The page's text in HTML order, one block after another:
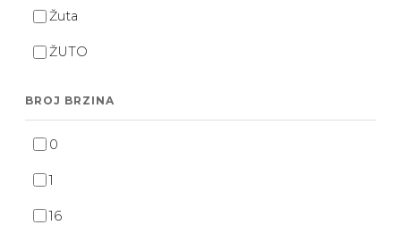
Žuta
ŽUTO
BROJ BRZINA
0
1
16